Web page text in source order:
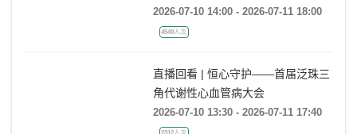
2026-07-10 14:00 - 2026-07-11 18:00
4549人次
直播回看 | 恒心守护——首届泛珠三
角代谢性心血管病大会
2026-07-10 13:30 - 2026-07-11 17:40